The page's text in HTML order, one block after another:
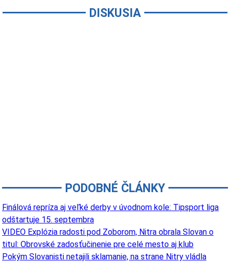
DISKUSIA
PODOBNÉ ČLÁNKY
Finálová repríza aj veľké derby v úvodnom kole: Tipsport liga
odštartuje 15. septembra
VIDEO Explózia radosti pod Zoborom, Nitra obrala Slovan o
titul: Obrovské zadosťučinenie pre celé mesto aj klub
Pokým Slovanisti netajili sklamanie, na strane Nitry vládla